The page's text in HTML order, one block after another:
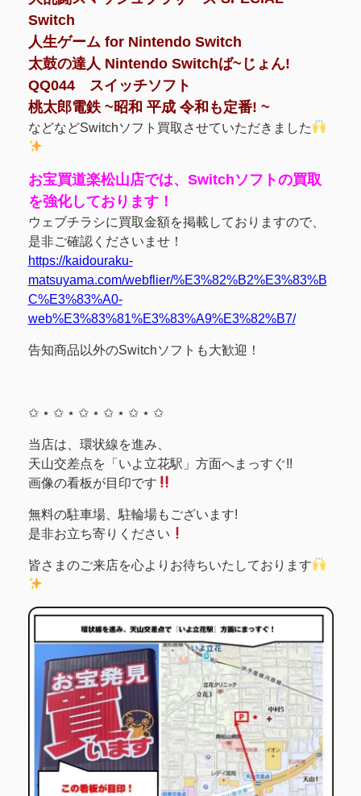
Switch
人生ゲーム for Nintendo Switch
太鼓の達人 Nintendo Switchば~じょん!
QQ044 スイッチソフト
桃太郎電鉄 ~昭和 平成 令和も定番! ~
などなどSwitchソフト買取させていただきました
お宝買道楽松山店では、Switchソフトの買取
を強化しております！
ウェブチラシに買取金額を掲載しておりますので、
是非ご確認くださいませ！
https://kaidouraku-
matsuyama.com/webflier/%E3%82%B2%E3%83%B
C%E3%83%A0-
web%E3%83%81%E3%83%A9%E3%82%B7/
告知商品以外のSwitchソフトも大歓迎！
✩ ⋆ ✩ ⋆ ✩ ⋆ ✩ ⋆ ✩ ⋆ ✩
当店は、環状線を進み、
天山交差点を「いよ立花駅」方面へまっすぐ!!
画像の看板が目印です
無料の駐車場、駐輪場もございます!
是非お立ち寄りください
皆さまのご来店を心よりお待ちいたしております